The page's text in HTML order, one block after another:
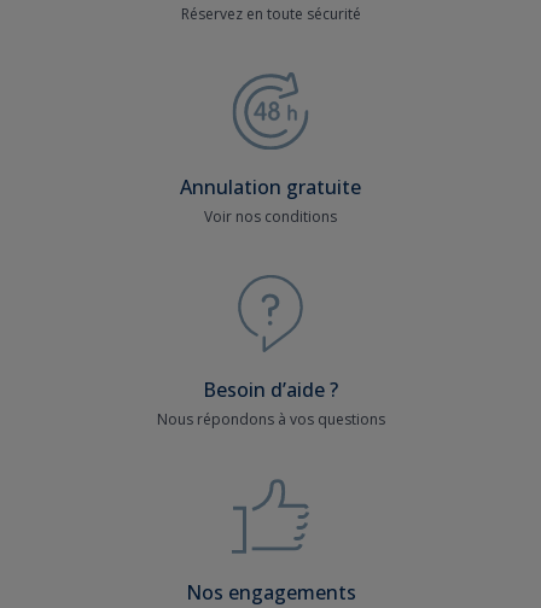
Réservez en toute sécurité
Annulation gratuite
Voir nos conditions
Besoin d’aide ?
Nous répondons à vos questions
Nos engagements